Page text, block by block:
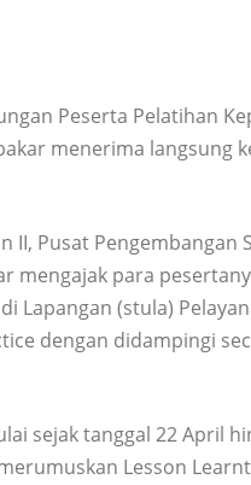
Peserta Pelatihan
menerima langsung
II, Pusat Pengembangan
mengajak para
Lapangan (stula)
dengan didampingi
sejak tanggal 22 April
Lesson